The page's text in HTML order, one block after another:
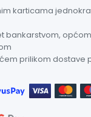
karticama
bankarstvom, općom
prilikom dostave